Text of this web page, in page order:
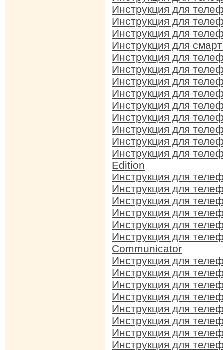
Инструкция для
Инструкция для
Инструкция для
Инструкция для
Инструкция для
Инструкция для
Инструкция для
Инструкция для
Инструкция для
Инструкция для
Инструкция для
Инструкция для
Инструкция для
Edition
Инструкция для
Инструкция для
Инструкция для
Инструкция для
Инструкция для
Инструкция для
Communicator
Инструкция для
Инструкция для
Инструкция для
Инструкция для
Инструкция для
Инструкция для
Инструкция для
Инструкция для